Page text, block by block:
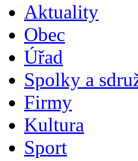
Aktuality
Obec
Úřad
Spolky a
Firmy
Kultura
Sport